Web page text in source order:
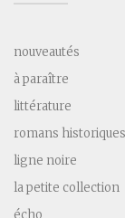
nouveautés
à paraître
littérature
romans historiques
ligne noire
la petite collection
écho